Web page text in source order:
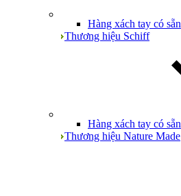
Hàng xách tay có sẵn
Thương hiệu Schiff
Hàng xách tay có sẵn
Thương hiệu Nature Made